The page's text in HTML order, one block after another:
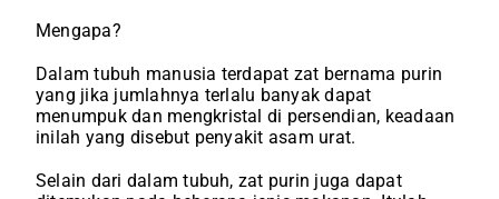
Mengapa?
Dalam tubuh manusia terdapat zat bernama purin
yang jika jumlahnya terlalu banyak dapat
menumpuk dan mengkristal di persendian, keadaan
inilah yang disebut penyakit asam urat.
Selain dari dalam tubuh, zat purin juga dapat